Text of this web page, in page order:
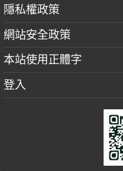
隱私權政策
網站安全政策
本站使用正體字
登入